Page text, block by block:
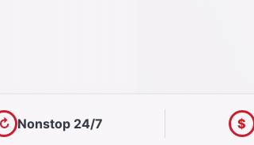
↻ Nonstop 24/7 $